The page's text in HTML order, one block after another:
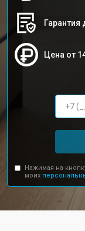
Гарантия
Цена от
Нажимая на
моих